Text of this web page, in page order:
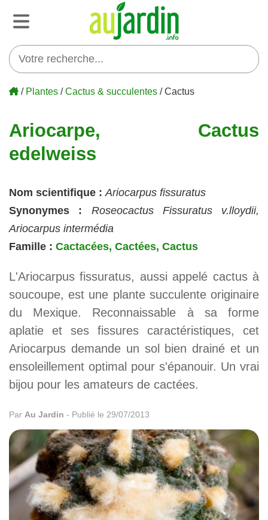
/ Plantes /Cactus & succulentes / Cactus
Ariocarpe, Cactus
edelweiss
Nom scientifique : Ariocarpus fissuratus
Synonymes :
Roseocactus Fissuratus v.lloydii,
Ariocarpus intermédia
Famille : Cactacées, Cactées, Cactus
L'Ariocarpus fissuratus, aussi appelé cactus à
soucoupe, est une plante succulente originaire
du Mexique. Reconnaissable à sa forme
aplatie et ses fissures caractéristiques, cet
Ariocarpus demande un sol bien drainé et un
ensoleillement optimal pour s'épanouir. Un vrai
bijou pour les amateurs de cactées.
Par Au Jardin - Publié le 29/07/2013